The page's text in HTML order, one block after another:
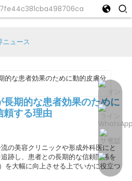
ニュース
期的な患者効果のために
頼する理由
の美容クリニックや形成外科医にと
跡し、患者との長期的な信頼関係を
を大幅に向上させる上でいかに役立つ